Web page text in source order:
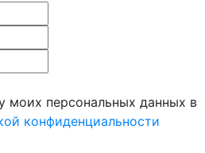
моих персональных данных в
конфиденциальности